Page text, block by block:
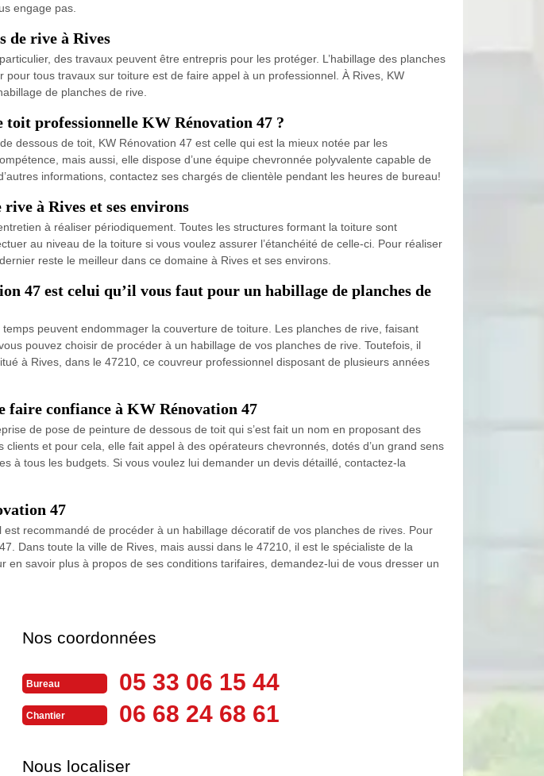
engage pas.
de rive à Rives
des travaux peuvent être entrepris pour les protéger. L’habillage des planches
tous travaux sur toiture est de faire appel à un professionnel. À Rives, KW
de planches de rive.
toit professionnelle KW Rénovation 47 ?
dessous de toit, KW Rénovation 47 est celle qui est la mieux notée par les
mais aussi, elle dispose d’une équipe chevronnée polyvalente capable de
informations, contactez ses chargés de clientèle pendant les heures de bureau!
à Rives et ses environs
à réaliser périodiquement. Toutes les structures formant la toiture sont
au niveau de la toiture si vous voulez assurer l’étanchéité de celle-ci. Pour réaliser
reste le meilleur dans ce domaine à Rives et ses environs.
47 est celui qu’il vous faut pour un habillage de planches de
peuvent endommager la couverture de toiture. Les planches de rive, faisant
pouvez choisir de procéder à un habillage de vos planches de rive. Toutefois, il
à Rives, dans le 47210, ce couvreur professionnel disposant de plusieurs années
faire confiance à KW Rénovation 47
de pose de peinture de dessous de toit qui s’est fait un nom en proposant des
et pour cela, elle fait appel à des opérateurs chevronnés, dotés d’un grand sens
à tous les budgets. Si vous voulez lui demander un devis détaillé, contactez-la
47
recommandé de procéder à un habillage décoratif de vos planches de rives. Pour
Dans toute la ville de Rives, mais aussi dans le 47210, il est le spécialiste de la
savoir plus à propos de ses conditions tarifaires, demandez-lui de vous dresser un
Nos coordonnées
Bureau 05 33 06 15 44
Chantier 06 68 24 68 61
Nous localiser